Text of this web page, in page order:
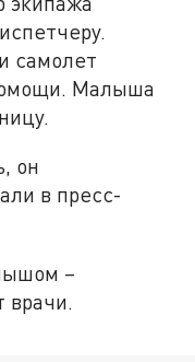
самолет
Малыша
он
в пресс-
–
врачи.